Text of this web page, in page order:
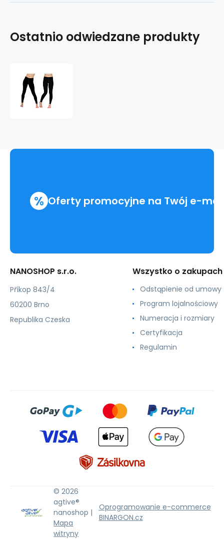
Ostatnio odwiedzane produkty
% Oferty promocyjne na Twój e-mail
NANOSHOP s.r.o.
Příkop 843/4
60200 Brno
Republika Czeska
Wszystko o zakupach
Odstąpienie od umowy
Program lojalnościowy
Numeracja i rozmiary
Certyfikacja
Regulamin
© 2026
agtive®
nanoshop |
Mapa
witryny
Oprogramowanie e-commerce
BINARGON.cz